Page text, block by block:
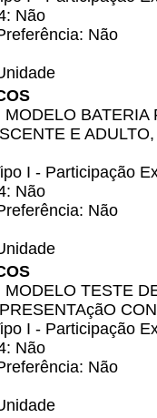
Não
Não
E
I - Participação
Não
Não
TESTE
I - Participação
Não
Não